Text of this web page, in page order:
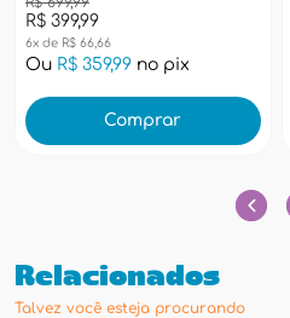
R$ 399,99
6x de R$ 66,66
Ou R$ 359,99 no pix
Comprar
Relacionados
Talvez você esteja procurando